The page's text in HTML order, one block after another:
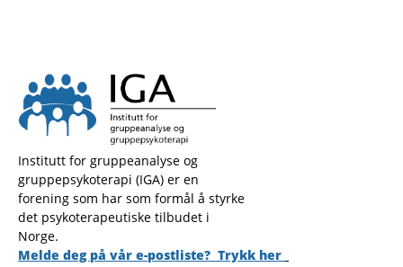
Institutt for gruppeanalyse og
gruppepsykoterapi (IGA) er en
forening som har som formål å styrke
det psykoterapeutiske tilbudet i
Norge.
Melde deg på vår e-postliste? Trykk her